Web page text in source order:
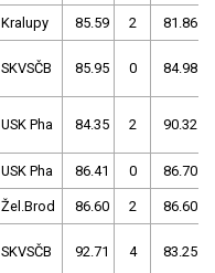
Kralupy 85.59 2 81.86
SKVSČB 85.95 0 84.98
USK Pha 84.35 2 90.32
USK Pha 86.41 0 86.70
Žel.Brod 86.60 2 86.60
SKVSČB 92.71 4 83.25